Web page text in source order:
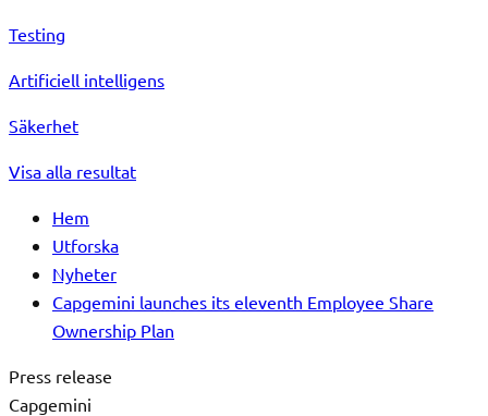
Testing
Artificiell intelligens
Säkerhet
Visa alla resultat
Hem
Utforska
Nyheter
Capgemini launches its eleventh Employee Share
Ownership Plan
Press release
Capgemini